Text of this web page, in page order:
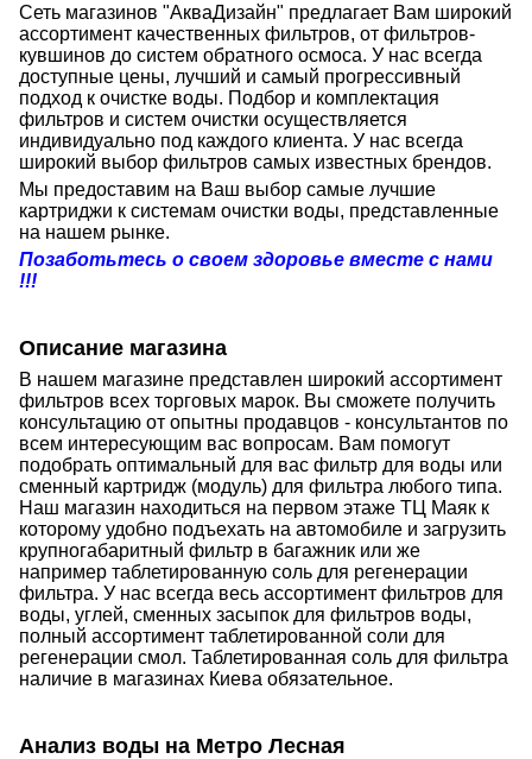
Сеть магазинов "АкваДизайн" предлагает Вам широкий
ассортимент качественных фильтров, от фильтров-
кувшинов до систем обратного осмоса. У нас всегда
доступные цены, лучший и самый прогрессивный
подход к очистке воды. Подбор и комплектация
фильтров и систем очистки осуществляется
индивидуально под каждого клиента. У нас всегда
широкий выбор фильтров самых известных брендов.
Мы предоставим на Ваш выбор самые лучшие
картриджи к системам очистки воды, представленные
на нашем рынке.
Позаботьтесь о своем здоровье вместе с нами
!!!
Описание магазина
В нашем магазине представлен широкий ассортимент
фильтров всех торговых марок. Вы сможете получить
консультацию от опытны продавцов - консультантов по
всем интересующим вас вопросам. Вам помогут
подобрать оптимальный для вас фильтр для воды или
сменный картридж (модуль) для фильтра любого типа.
Наш магазин находиться на первом этаже ТЦ Маяк к
которому удобно подъехать на автомобиле и загрузить
крупногабаритный фильтр в багажник или же
например таблетированную соль для регенерации
фильтра. У нас всегда весь ассортимент фильтров для
воды, углей, сменных засыпок для фильтров воды,
полный ассортимент таблетированной соли для
регенерации смол. Таблетированная соль для фильтра
наличие в магазинах Киева обязательное.
Анализ воды на Метро Лесная